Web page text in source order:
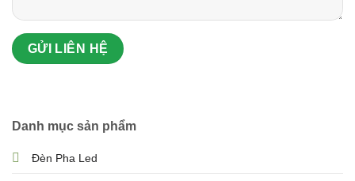
Danh mục sản phẩm
Đèn Pha Led